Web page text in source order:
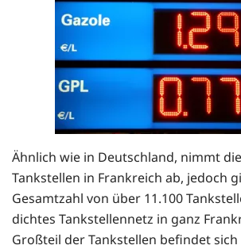
Ähnlich wie in Deutschland, nimmt
Tankstellen in Frankreich ab, jedoch
Gesamtzahl von über 11.100
dichtes Tankstellennetz in ganz
Großteil der Tankstellen befindet